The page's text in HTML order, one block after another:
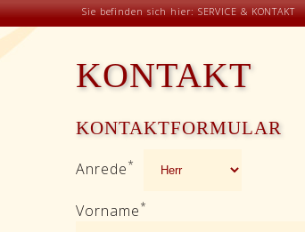
Sie befinden sich hier:SERVICE & KONTAKT
KONTAKT
KONTAKTFORMULAR
Anrede*
Vorname*